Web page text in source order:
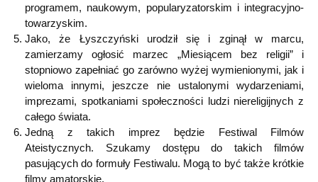
programem, naukowym, popularyzatorskim i integracyjno-
towarzyskim.
Jako, że Łyszczyński urodził się i zginął w marcu,
zamierzamy ogłosić marzec „Miesiącem bez religii” i
stopniowo zapełniać go zarówno wyżej wymienionymi, jak i
wieloma innymi, jeszcze nie ustalonymi wydarzeniami,
imprezami, spotkaniami społeczności ludzi niereligijnych z
całego świata.
Jedną z takich imprez będzie Festiwal Filmów
Ateistycznych. Szukamy dostępu do takich filmów
pasujących do formuły Festiwalu. Mogą to być także krótkie
filmy amatorskie.